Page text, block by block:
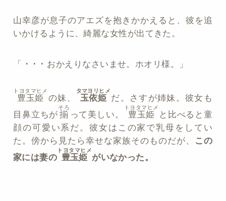
山幸彦が息子のアエズを抱きかかえると、彼を追
いかけるように、綺麗な女性が出てきた。
「 ･ ･ ･ おかえりなさいませ。ホオリ様。」
豊玉姫
トヨタマヒメ
の妹、 玉依姫
タマヨリヒメ
だ。さすが姉妹。彼女も
目鼻立ちが 揃
そろ
って美しい。 豊玉姫
トヨタマヒメ
と比べると童
顔の可愛い系だ。彼女はこの家で乳母をしてい
た。傍から見たら幸せな家族そのものだが、
この
家には妻の 豊玉姫
トヨタマヒメ
がいなかった。